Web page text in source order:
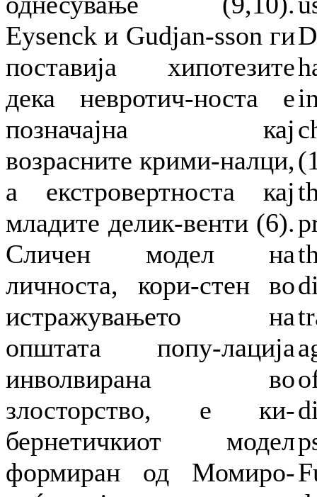
Eysenck и Gudjan-sson ги
поставија хипотезите
дека невротич-носта е
позначајна кај
возрасните крими-налци,
а екстровертноста кај
младите делик-венти (6).
Сличен модел на
личноста, кори-стен во
истражувањето на
општата попу-лација
инволвирана во
злосторство, е ки-
бернетичкиот модел
формиран од Момиро-